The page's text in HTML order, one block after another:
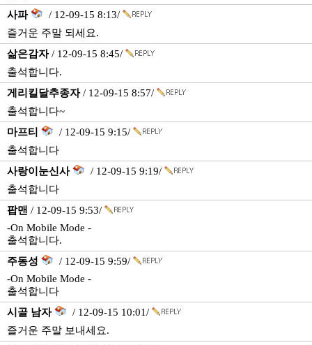
사파
/ 12-09-15 8:13/
즐거운 주말 되세요.
삶은감자/ 12-09-15 8:45/
출석합니다.
게리킬달추종자/ 12-09-15 8:57/
출석합니다~
마프티
/ 12-09-15 9:15/
출석합니다
사랑이눈신사
/ 12-09-15 9:19/
출석합니다
팝맨 / 12-09-15 9:53/
-On Mobile Mode -
출석합니다.
주동성
/ 12-09-15 9:59/
-On Mobile Mode -
출석합니다
시골 남자
/ 12-09-15 10:01/
즐거운 주말 보내세요.